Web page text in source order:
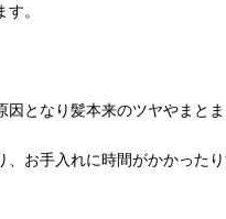
。
となり髪本来のツヤやまとま
お手入れに時間がかかった